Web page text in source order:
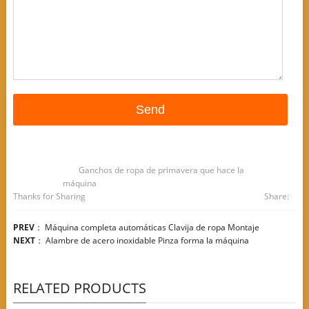
Ganchos de ropa de primavera que hace la
máquina
Thanks for Sharing
Share:
PREV： Máquina completa automáticas Clavija de ropa Montaje
NEXT： Alambre de acero inoxidable Pinza forma la máquina
RELATED PRODUCTS